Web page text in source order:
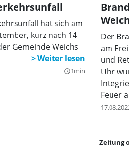
hat sich am
kurz nach 14
Gemeinde Weichs
query_builder1min
Der
am
und
Uhr
Feuer
Zeitung